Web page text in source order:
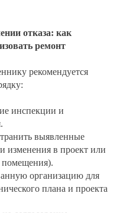
отказа: как
ремонт
рекомендуется
инспекции и
выявленные
изменения в проект или
помещения).
организацию для
плана и проекта